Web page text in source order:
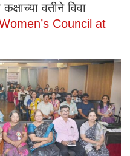
वतीने विवा
Council at